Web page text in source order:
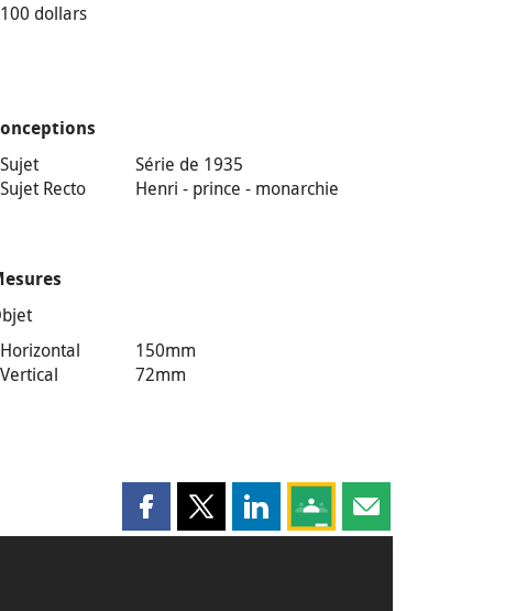
100 dollars
Sujet
Série de 1935
Sujet Recto
Henri - prince - monarchie
Horizontal
150mm
Vertical
72mm
Partager cette page sur Facebook
Partager cette page sur X
Partager cette page sur
Partagez cette page sur
Partager cette